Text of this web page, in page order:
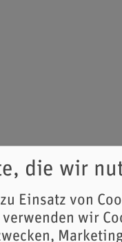
die wir
Einsatz von
verwenden wir